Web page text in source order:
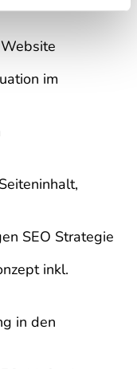
im
SEO Strategie
inkl.
in den